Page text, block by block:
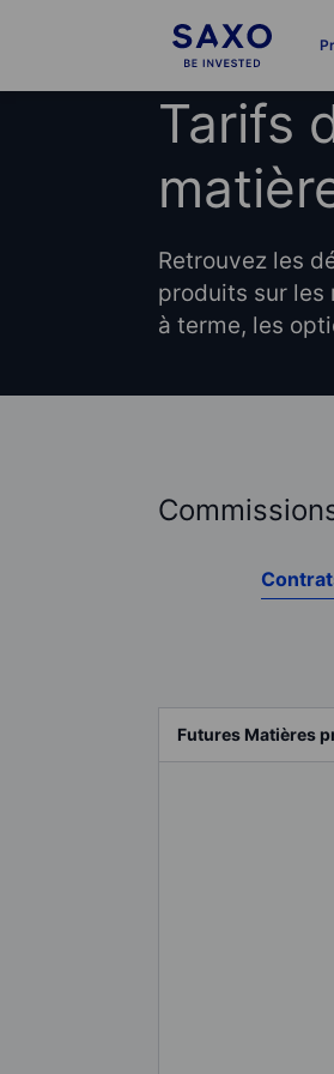
Tarifs
Retrouvez les
produits sur les
à terme, les
Futures Matières